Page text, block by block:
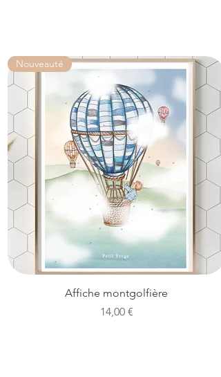
Aperçu rapide
Nouveauté
Affiche montgolfière
Prix
14,00 €